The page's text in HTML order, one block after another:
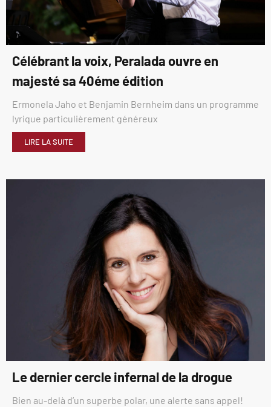
Célébrant la voix, Peralada ouvre en
majesté sa 40éme édition
Ermonela Jaho et Benjamin Bernheim dans un programme
lyrique particulièrement généreux
LIRE LA SUITE
Le dernier cercle infernal de la drogue
Bien au-delà d’un superbe polar, une alerte sans appel!